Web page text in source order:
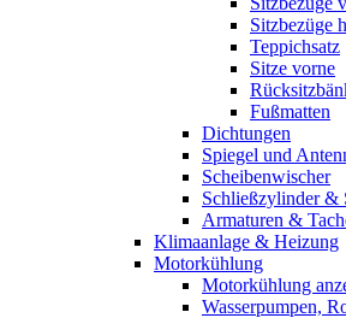
Sitzbezüge
Teppichsatz
Sitze vorne
Fußmatten
Dichtungen
Spiegel und
Scheibenwischer
Schließzylinder &
Armaturen &
Klimaanlage & Heizung
Motorkühlung
Motorkühlung
Wasserpumpen,